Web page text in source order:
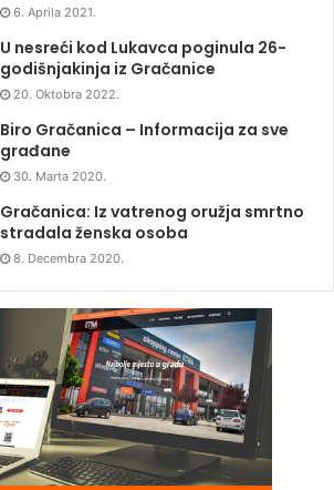
6. Aprila 2021.
U nesreći kod Lukavca poginula 26-
godišnjakinja iz Gračanice
20. Oktobra 2022.
Biro Gračanica – Informacija za sve
građane
30. Marta 2020.
Gračanica: Iz vatrenog oružja smrtno
stradala ženska osoba
8. Decembra 2020.